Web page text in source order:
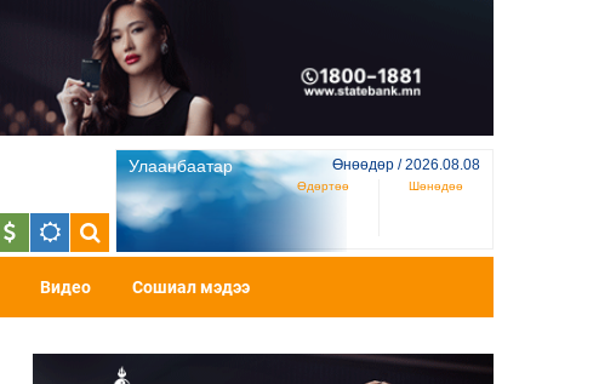
Улаанбаатар Өнөөдөр / 2026.08.08
Өдөртөө Шөнөдөө
Видео Сошиал мэдээ